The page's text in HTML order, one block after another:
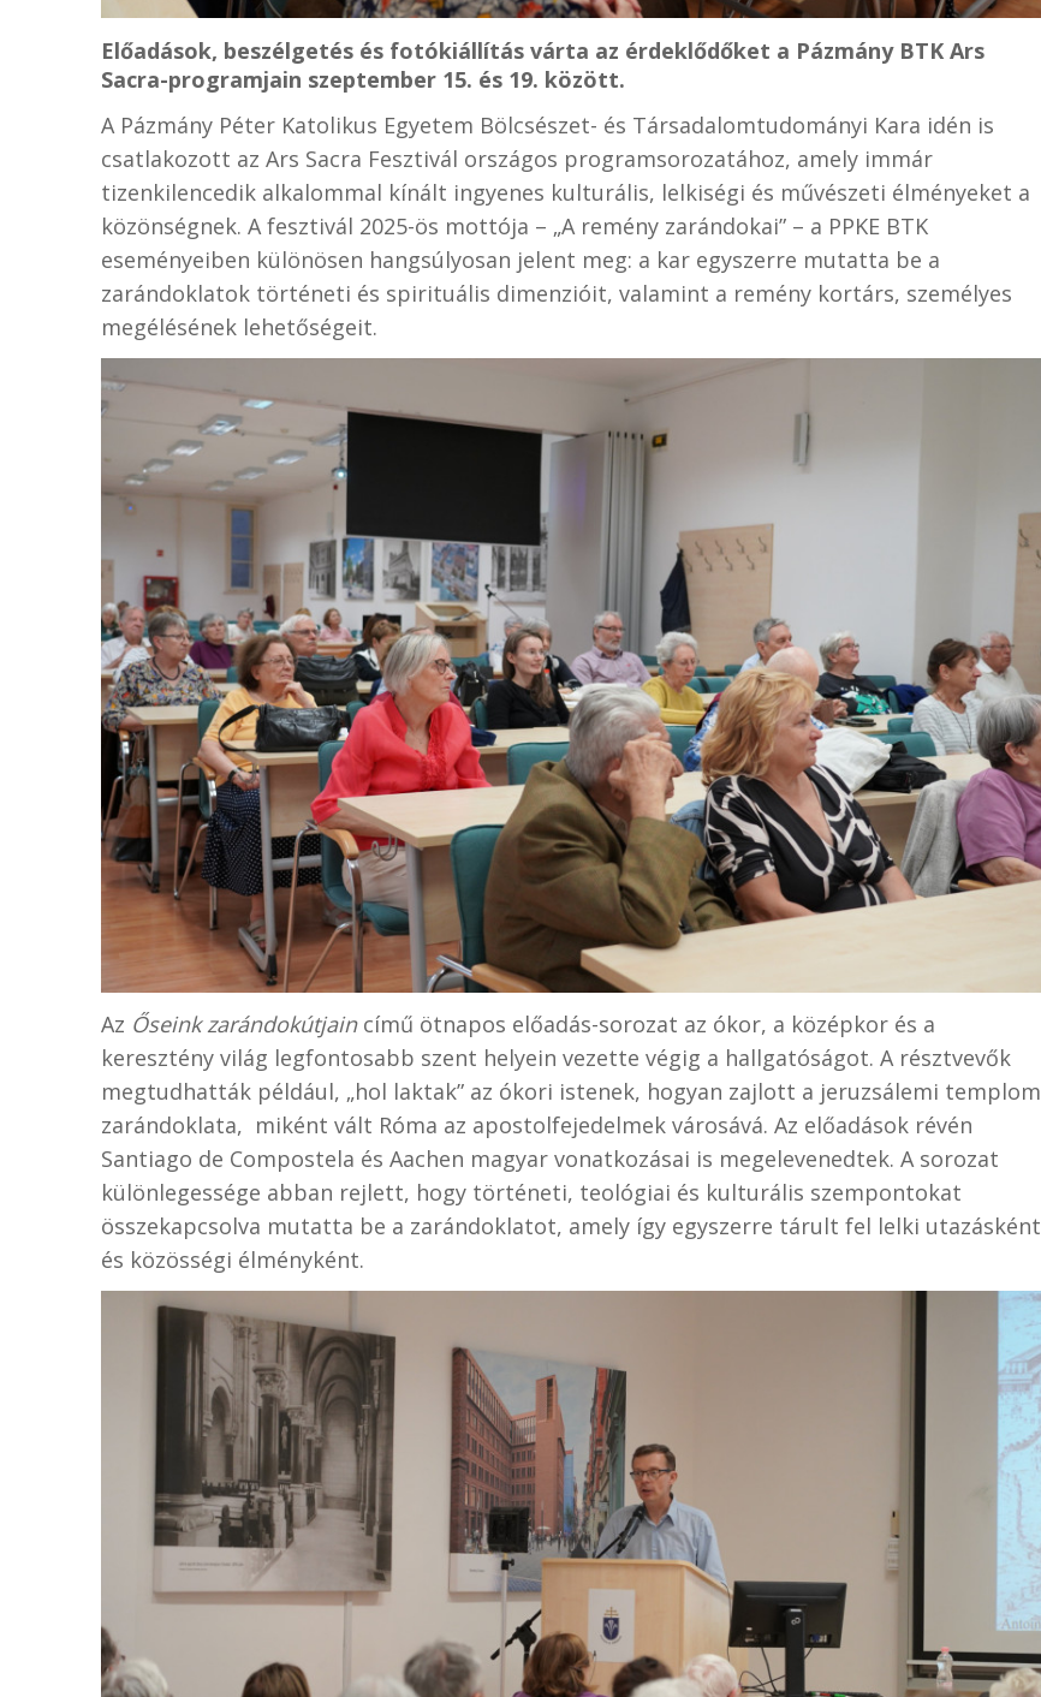
Előadások, beszélgetés és fotókiállítás várta az érdeklődőket a Pázmány BTK Ars
Sacra-programjain szeptember 15. és 19. között.
A Pázmány Péter Katolikus Egyetem Bölcsészet- és Társadalomtudományi Kara idén is
csatlakozott az Ars Sacra Fesztivál országos programsorozatához, amely immár
tizenkilencedik alkalommal kínált ingyenes kulturális, lelkiségi és művészeti élményeket a
közönségnek. A fesztivál 2025-ös mottója – „A remény zarándokai” – a PPKE BTK
eseményeiben különösen hangsúlyosan jelent meg: a kar egyszerre mutatta be a
zarándoklatok történeti és spirituális dimenzióit, valamint a remény kortárs, személyes
megélésének lehetőségeit.
Az Őseink zarándokútjaincímű ötnapos előadás-sorozat az ókor, a középkor és a
keresztény világ legfontosabb szent helyein vezette végig a hallgatóságot. A résztvevők
megtudhatták például, „hol laktak” az ókori istenek, hogyan zajlott a jeruzsálemi templom
zarándoklata, miként vált Róma az apostolfejedelmek városává. Az előadások révén
Santiago de Compostela és Aachen magyar vonatkozásai is megelevenedtek. A sorozat
különlegessége abban rejlett, hogy történeti, teológiai és kulturális szempontokat
összekapcsolva mutatta be a zarándoklatot, amely így egyszerre tárult fel lelki utazásként
és közösségi élményként.